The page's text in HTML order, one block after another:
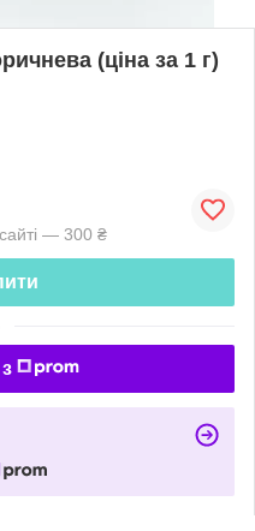
(ціна за 1 г)
— 300 ₴